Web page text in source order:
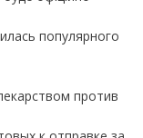
популярного
против